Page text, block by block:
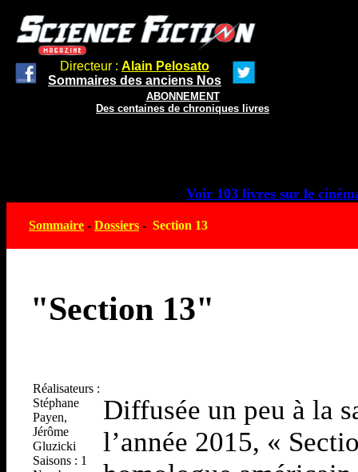
Directeur : Alain Pelosato
Sommaires des anciens Nos
ABONNEMENT
Des centaines de chroniques livres
Voir 103 livres sur le
Sommaire - Dossiers - Section 13
"Section 13"
Réalisateurs :
Stéphane
Payen,
Jérôme
Gluzicki
Saisons : 1
Diffusée un peu à la
l’année 2015, «